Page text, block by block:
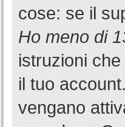
cose: se il
Ho meno di
istruzioni
il tuo
vengano